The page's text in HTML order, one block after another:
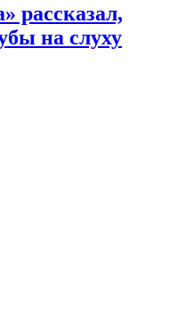
рассказал,
на слуху